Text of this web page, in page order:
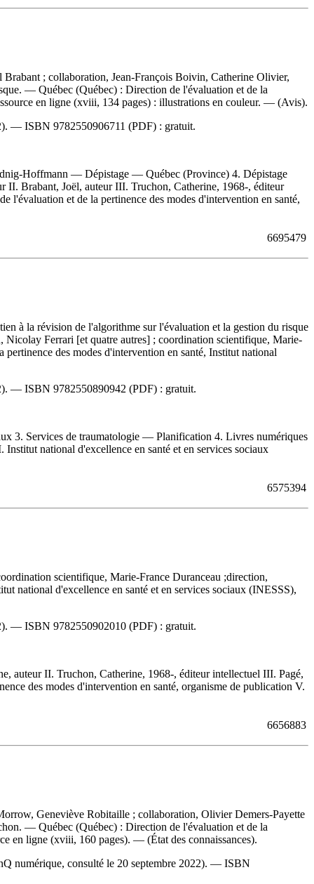
; collaboration, Jean-François Boivin, Catherine Olivier,
— Québec (Québec) : Direction de l'évaluation et de la
en ligne (xviii, 134 pages) : illustrations en couleur. — (Avis).
— ISBN 9782550906711 (PDF) : gratuit.
Hoffmann — Dépistage — Québec (Province) 4. Dépistage
Brabant, Joël, auteur III. Truchon, Catherine, 1968-, éditeur
l'évaluation et de la pertinence des modes d'intervention en santé,
6695479
à la révision de l'algorithme sur l'évaluation et la gestion du risque
Ferrari [et quatre autres] ; coordination scientifique, Marie-
des modes d'intervention en santé, Institut national
— ISBN 9782550890942 (PDF) : gratuit.
3. Services de traumatologie — Planification 4. Livres numériques
national d'excellence en santé et en services sociaux
6575394
scientifique, Marie-France Duranceau ;direction,
national d'excellence en santé et en services sociaux (INESSS),
— ISBN 9782550902010 (PDF) : gratuit.
auteur II. Truchon, Catherine, 1968-, éditeur intellectuel III. Pagé,
des modes d'intervention en santé, organisme de publication V.
6656883
Geneviève Robitaille ; collaboration, Olivier Demers-Payette
— Québec (Québec) : Direction de l'évaluation et de la
en ligne (xviii, 160 pages). — (État des connaissances).
numérique, consulté le 20 septembre 2022). — ISBN